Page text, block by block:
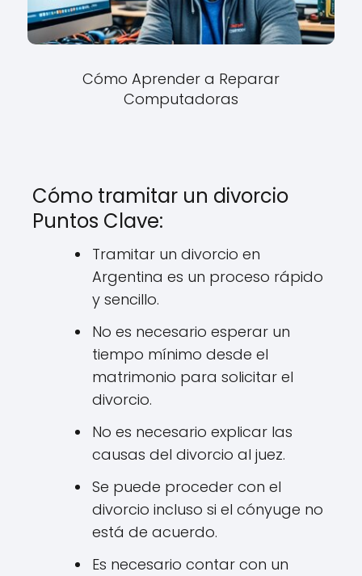
Cómo Aprender a Reparar
Computadoras
Cómo tramitar un divorcio
Puntos Clave:
Tramitar un divorcio en
Argentina es un proceso rápido
y sencillo.
No es necesario esperar un
tiempo mínimo desde el
matrimonio para solicitar el
divorcio.
No es necesario explicar las
causas del divorcio al juez.
Se puede proceder con el
divorcio incluso si el cónyuge no
está de acuerdo.
Es necesario contar con un